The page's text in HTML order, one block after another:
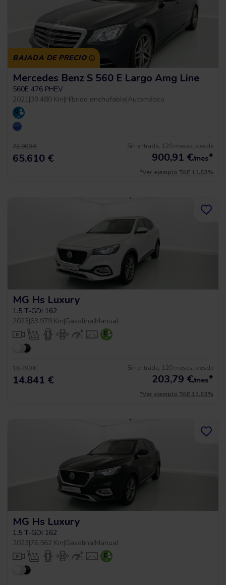
BAJADA DE PRECIO
Mercedes Benz S 560 E Largo Amg Line
560E 476 PHEV
2021|39.480 Km|Híbrido enchufable|Automático
72.900 €
65.610 €
Sin entrada, 120 meses, desde
900,91 €/mes*
*Ver ejemplo TAE 11,53%
MG Hs Luxury
1.5 T-GDI 162
2023|63.979 Km|Gasolina|Manual
16.490 €
14.841 €
Sin entrada, 120 meses, desde
203,79 €/mes*
*Ver ejemplo TAE 11,53%
MG Hs Luxury
1.5 T-GDI 162
2023|76.562 Km|Gasolina|Manual